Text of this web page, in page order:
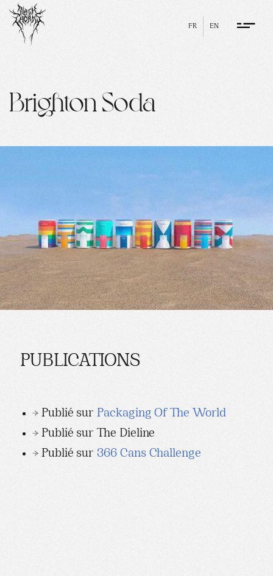
Brighton Soda
PUBLICATIONS
→ Publié surPackaging Of The World
→ Publié sur The Dieline
→ Publié sur 366 Cans Challenge
FR EN